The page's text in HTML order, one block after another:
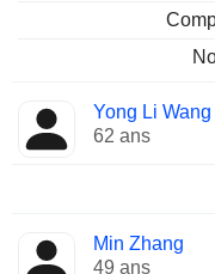
Yong Li Wang
62 ans
Min Zhang
49 ans